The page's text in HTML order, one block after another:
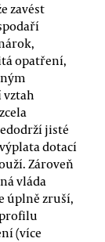
zavést
opatření,
vztah
jisté
dotací
Zároveň
vláda
úplně zruší,
(více